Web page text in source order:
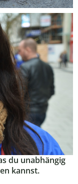
du unabhängig
kannst.